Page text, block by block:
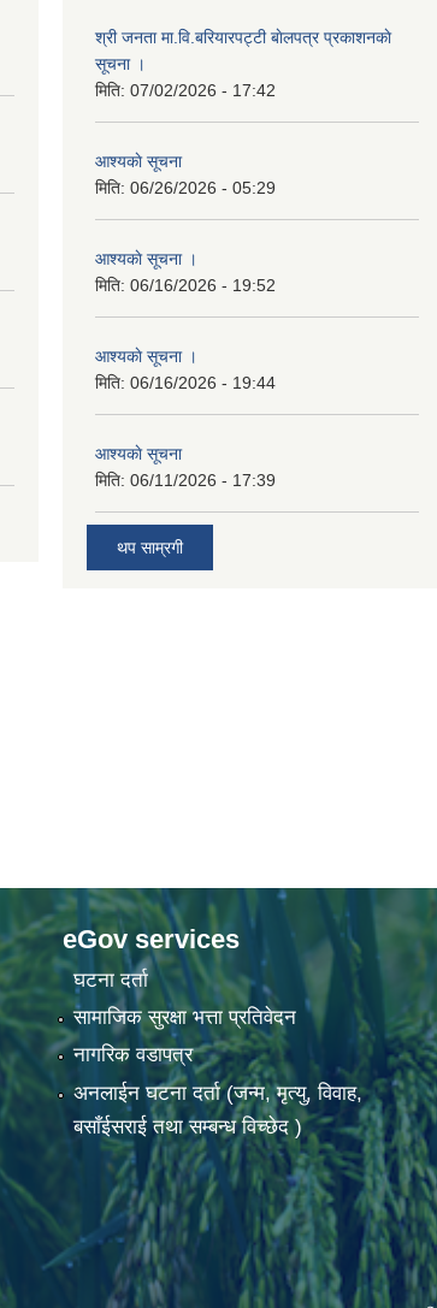
श्री जनता मा.वि.बरियारपट्टी बाेलपत्र प्रकाशनकाे
सूचना ।
मिति: 07/02/2026 - 17:42
आश्यकाे सूचना
मिति: 06/26/2026 - 05:29
आश्यकाे सूचना ।
मिति: 06/16/2026 - 19:52
आश्यकाे सूचना ।
मिति: 06/16/2026 - 19:44
आश्यकाे सूचना
मिति: 06/11/2026 - 17:39
थप साम्रगी
eGov services
घटना दर्ता
सामाजिक सुरक्षा भत्ता प्रतिवेदन
नागरिक वडापत्र
अनलाईन घटना दर्ता (जन्म, मृत्यु, विवाह,
बसाँईसराई तथा सम्बन्ध विच्छेद )